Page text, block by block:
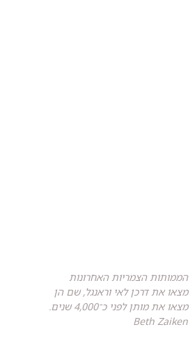
הממותות הצמריות האחרונות
מצאו את דרכן לאי וראנגל, שם הן
מצאו את מותן לפני כ־4,000 שנים.
Beth Zaiken